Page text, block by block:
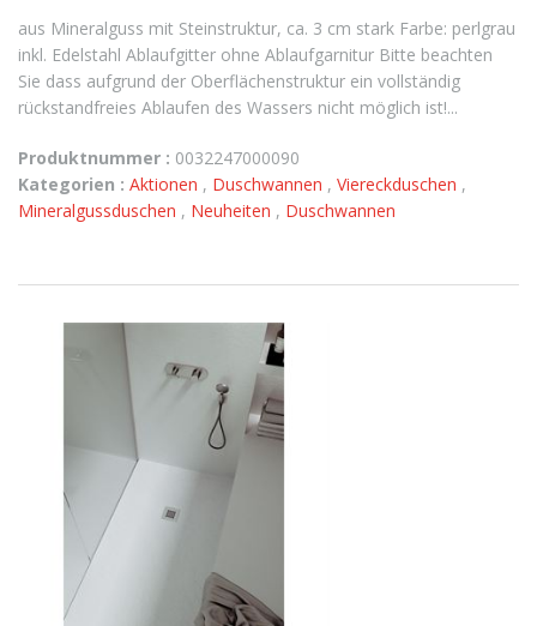
aus Mineralguss mit Steinstruktur, ca. 3 cm stark Farbe: perlgrau
inkl. Edelstahl Ablaufgitter ohne Ablaufgarnitur Bitte beachten
Sie dass aufgrund der Oberflächenstruktur ein vollständig
rückstandfreies Ablaufen des Wassers nicht möglich ist!...
Produktnummer : 0032247000090
Kategorien : Aktionen , Duschwannen , Viereckduschen ,
Mineralgussduschen , Neuheiten , Duschwannen